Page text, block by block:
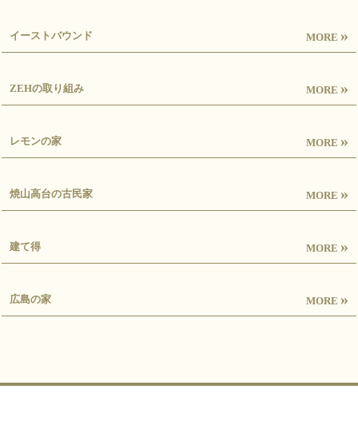
イーストバウンド MORE »
ZEHの取り組み MORE »
レモンの家 MORE »
焼山高台の古民家 MORE »
建て得 MORE »
広島の家 MORE »